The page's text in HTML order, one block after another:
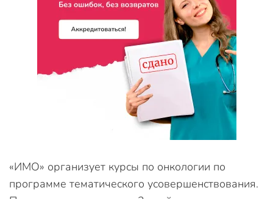
«ИМО» организует курсы по онкологии по
программе тематического усовершенствования.